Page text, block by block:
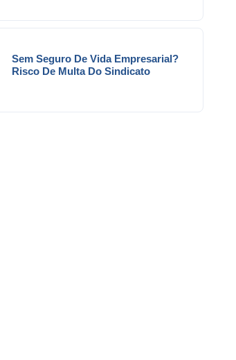
Sem Seguro De Vida Empresarial?
Risco De Multa Do Sindicato